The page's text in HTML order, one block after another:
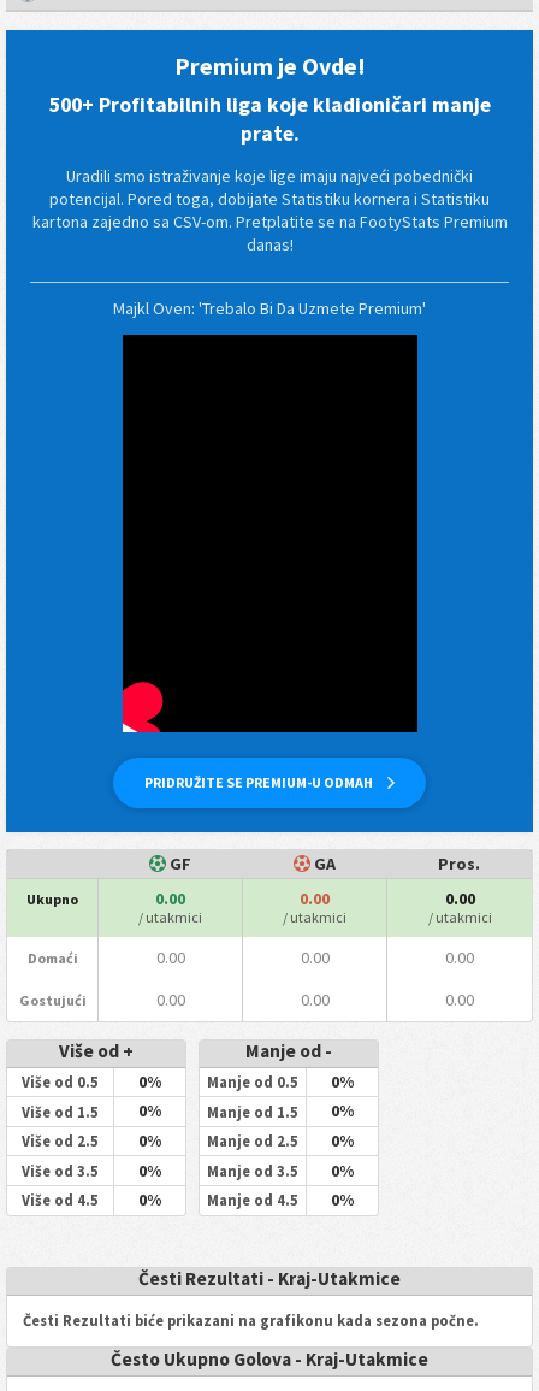
Premium je Ovde!
500+ Profitabilnih liga koje kladioničari manje
prate.
Uradili smo istraživanje koje lige imaju najveći pobednički
potencijal. Pored toga, dobijate Statistiku kornera i Statistiku
kartona zajedno sa CSV-om. Pretplatite se na FootyStats Premium
danas!
PRIDRUŽITE SE PREMIUM-U ODMAH
Majkl Oven: 'Trebalo Bi Da Uzmete Premium'
GF GA Pros.
Ukupno 0.00
/ utakmici
0.00
/ utakmici
0.00
/ utakmici
Domaći 0.00 0.00 0.00
Gostujući 0.00 0.00 0.00
Više od +
Više od 0.5 0%
Više od 1.5 0%
Više od 2.5 0%
Više od 3.5 0%
Više od 4.5 0%
Manje od -
Manje od 0.5 0%
Manje od 1.5 0%
Manje od 2.5 0%
Manje od 3.5 0%
Manje od 4.5 0%
Česti Rezultati - Kraj-Utakmice
Česti Rezultati biće prikazani na grafikonu kada sezona počne.
Često Ukupno Golova - Kraj-Utakmice